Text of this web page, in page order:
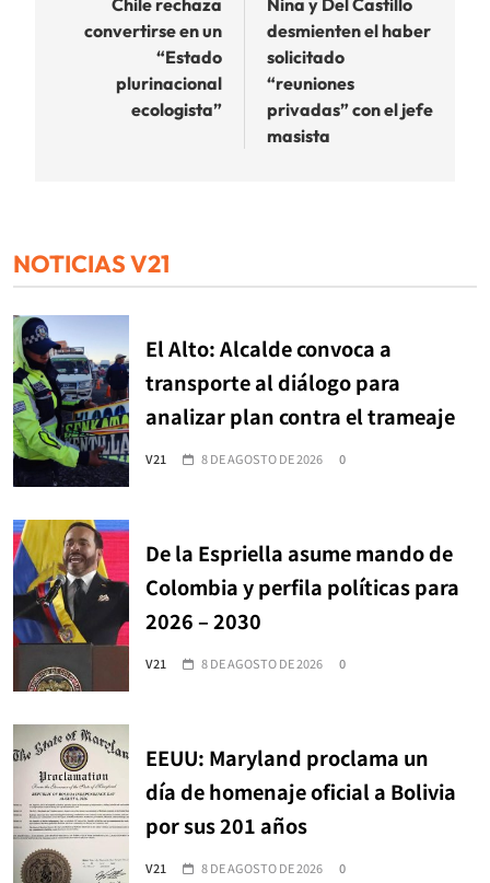
entradas
convertirse en un
“Estado
plurinacional
ecologista”
desmienten el haber
solicitado
“reuniones
privadas” con el jefe
masista
NOTICIAS V21
El Alto: Alcalde convoca a
transporte al diálogo para
analizar plan contra el trameaje
V21 8 DE AGOSTO DE 2026 0
De la Espriella asume mando de
Colombia y perfila políticas para
2026 – 2030
V21 8 DE AGOSTO DE 2026 0
EEUU: Maryland proclama un
día de homenaje oficial a Bolivia
por sus 201 años
V21 8 DE AGOSTO DE 2026 0